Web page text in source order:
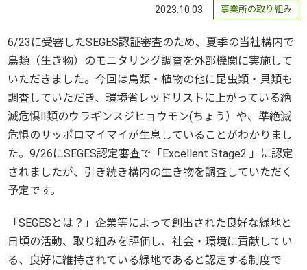
2023.10.03 事業所の取り組み
6/23に受審したSEGES認証審査のため、夏季の当社構内で
鳥類（生き物）のモニタリング調査を外部機関に実施して
いただきました。今回は鳥類・植物の他に昆虫類・貝類も
調査していただき、環境省レッドリストに上がっている絶
滅危惧Ⅱ類のウラギンスジヒョウモン(ちょう）や、準絶滅
危惧のサッポロマイマイが生息していることがわかりまし
た。9/26にSEGES認定審査で「Excellent Stage2 」に認定
されましたが、引き続き構内の生き物を調査していただく
予定です。
「SEGESとは？」企業等によって創出された良好な緑地と
日頃の活動、取り組みを評価し、社会・環境に貢献してい
る、良好に維持されている緑地であると認定する制度で